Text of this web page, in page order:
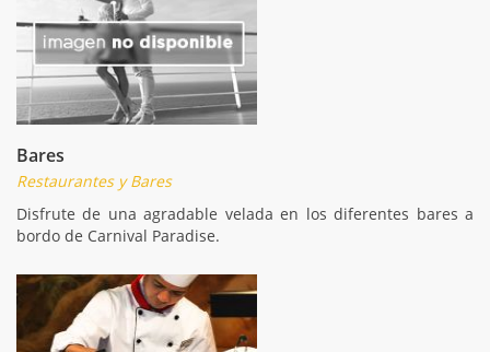
Bares
Restaurantes y Bares
Disfrute de una agradable velada en los diferentes bares a
bordo de Carnival Paradise.